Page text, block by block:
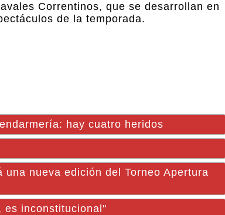
Correntinos, que se desarrollan en
de la temporada.
hay cuatro heridos
una nueva edición del Torneo Apertura
es inconstitucional"